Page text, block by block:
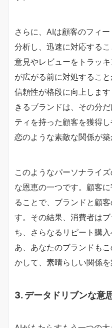
さらに、AIは顧客のフィ
分析し、迅速に対応する
意見やレビューをトラッ
が広がる前に対処するこ
信頼性が格段に向上しま
きるブランドは、その分
ティを持った顧客を獲得
恋のような素敵な関係が築
このようなパーソナライ
な恩恵の一つです。顧客
ることで、ブランドと顧
す。その結果、消費者は
ち、さらなるリピート購
あ、あなたのブランドも
かして、素晴らしい関係
3. データドリブンな意